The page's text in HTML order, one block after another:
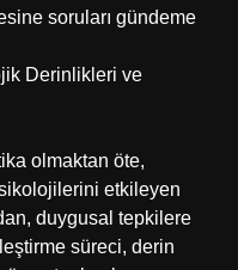
soruları gündeme
Derinlikleri ve
olmaktan öte,
etkileyen
duygusal tepkilere
süreci, derin